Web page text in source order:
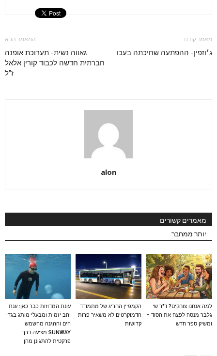
מאמר קודם
ג׳וזפין- ההפתעה שחיכתה בעכו
המאמר הבא
גאווה נשית- תערוכת אופנה
חברתית חדשה לכבוד קורין אלאל
ז"ל
alon
מאמרים קשורים
יותר ממחבר
למה אנחנו צוחקים? ד"ר שי
גלבר מנסה לפצח את הסוד –
ומשיק ספר חדש
הקמפיין החריג של מתמודד
הדמוקרטים לא משאיר פרות
קדושות
עונת המדוזות כבר כאן: ענת
יהב יזמית ומבעלי מותג בגדי
הים וההגנה מהשמש
SUNWAY מציעה דרך
פרקטית להתגונן מהן